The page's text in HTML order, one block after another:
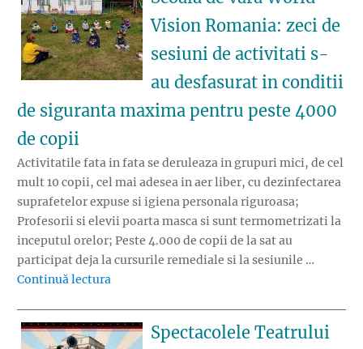
Vision Romania: zeci de
sesiuni de activitati s-
au desfasurat in conditii
de siguranta maxima pentru peste 4000
de copii
Activitatile fata in fata se deruleaza in grupuri mici, de cel
mult 10 copii, cel mai adesea in aer liber, cu dezinfectarea
suprafetelor expuse si igiena personala riguroasa;
Profesorii si elevii poarta masca si sunt termometrizati la
inceputul orelor; Peste 4.000 de copii de la sat au
participat deja la cursurile remediale si la sesiunile …
Continuă lectura
Spectacolele Teatrului